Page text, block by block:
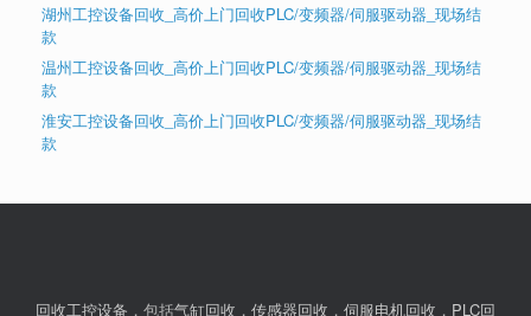
湖州工控设备回收_高价上门回收PLC/变频器/伺服驱动器_现场结
款
温州工控设备回收_高价上门回收PLC/变频器/伺服驱动器_现场结
款
淮安工控设备回收_高价上门回收PLC/变频器/伺服驱动器_现场结
款
回收工控设备 ，包括气缸回收 ， 传感器回收 ， 伺服电机回收 ， PLC回